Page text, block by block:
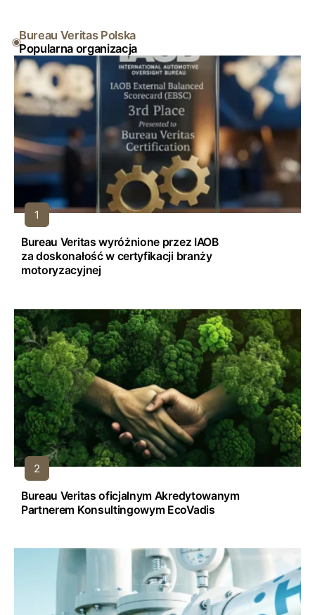
Popularna organizacja
Bureau Veritas Polska
Bureau Veritas wyróżnione przez IAOB
za doskonałość w certyfikacji branży
motoryzacyjnej
Bureau Veritas oficjalnym Akredytowanym
Partnerem Konsultingowym EcoVadis